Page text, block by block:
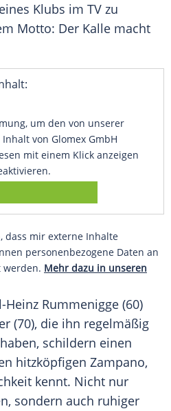
Klubs im TV zu
Motto: Der Kalle macht
um den von unserer
von Glomex GmbH
mit einem Klick anzeigen
dass mir externe Inhalte
personenbezogene Daten an
Mehr dazu in unseren
Heinz Rummenigge (60)
(70), die ihn regelmäßig
schildern einen
hitzköpfigen Zampano,
kennt. Nicht nur
sondern auch ruhiger